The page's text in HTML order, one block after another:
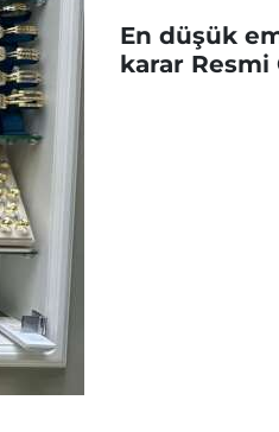
En düşük
karar Resmi